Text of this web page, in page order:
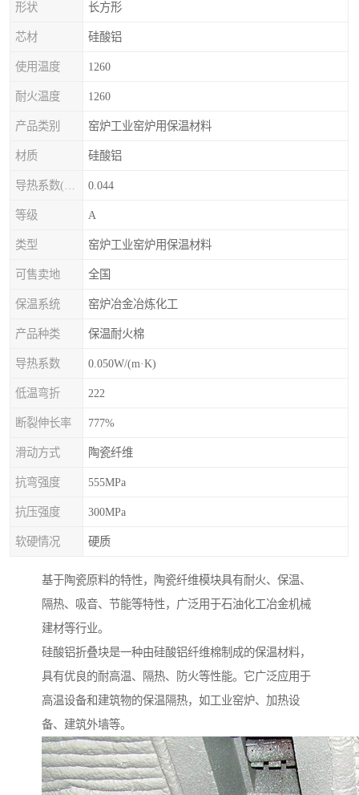
形状 长方形
芯材 硅酸铝
使用温度 1260
耐火温度 1260
产品类别 窑炉工业窑炉用保温材料
材质 硅酸铝
0.044
等级 A
类型 窑炉工业窑炉用保温材料
可售卖地 全国
保温系统 窑炉冶金冶炼化工
产品种类 保温耐火棉
导热系数 0.050W/(m·K)
低温弯折 222
断裂伸长率 777%
滑动方式 陶瓷纤维
抗弯强度 555MPa
抗压强度 300MPa
软硬情况 硬质
基于陶瓷原料的特性，陶瓷纤维模块具有耐火、保温、
隔热、吸音、节能等特性，广泛用于石油化工冶金机械
建材等行业。
硅酸铝折叠块是一种由硅酸铝纤维棉制成的保温材料，
具有优良的耐高温、隔热、防火等性能。它广泛应用于
高温设备和建筑物的保温隔热，如工业窑炉、加热设
备、建筑外墙等。